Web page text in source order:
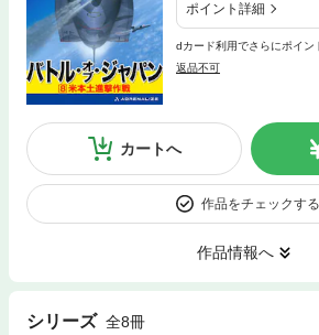
ポイント詳細
dカード利用でさらにポイン
返品不可
カートへ
作品をチェックする
作品情報へ
シリーズ 全8冊